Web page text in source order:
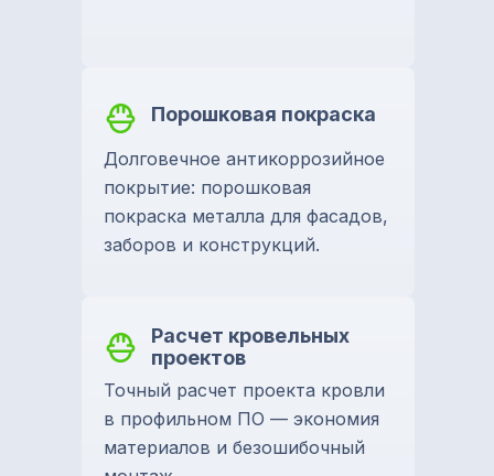
Порошковая покраска
Долговечное антикоррозийное
покрытие: порошковая
покраска металла для фасадов,
заборов и конструкций.
Расчет кровельных
проектов
Точный расчет проекта кровли
в профильном ПО — экономия
материалов и безошибочный